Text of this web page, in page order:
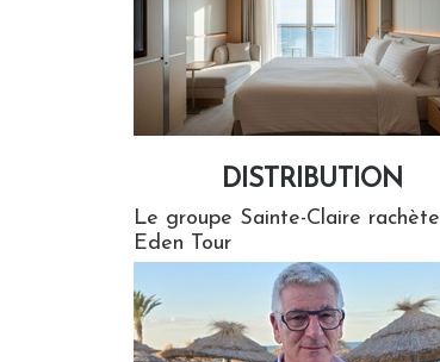
DISTRIBUTION
Le groupe Sainte-Claire rachète
Eden Tour